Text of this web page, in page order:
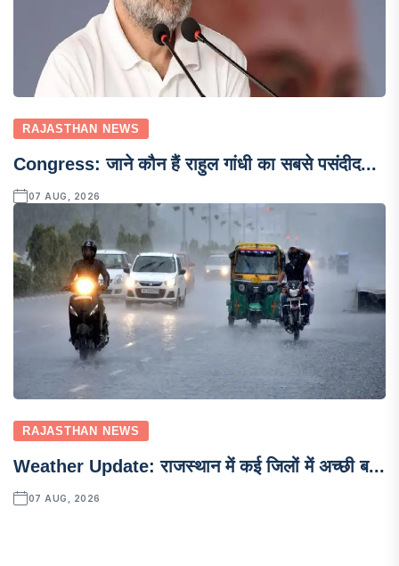
RAJASTHAN NEWS
Congress: जाने कौन हैं राहुल गांधी का सबसे पसंदीद...
07 AUG, 2026
RAJASTHAN NEWS
Weather Update: राजस्थान में कई जिलों में अच्छी ब...
07 AUG, 2026